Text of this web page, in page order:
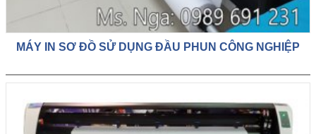
MÁY IN SƠ ĐỒ SỬ DỤNG ĐẦU PHUN CÔNG NGHIỆP